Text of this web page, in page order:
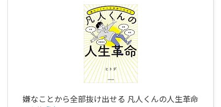
嫌なことから全部抜け出せる 凡人くんの人生革命